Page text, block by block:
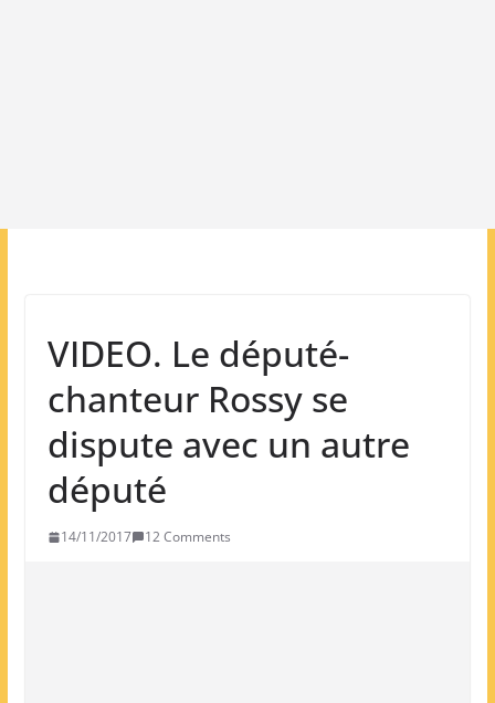
VIDEO. Le député-
chanteur Rossy se
dispute avec un autre
député
14/11/2017 12 Comments